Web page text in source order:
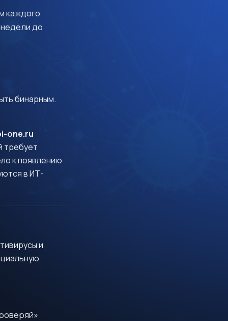
каждого
до
бинарным.
one.ru
требует
к появлению
в ИТ-
и